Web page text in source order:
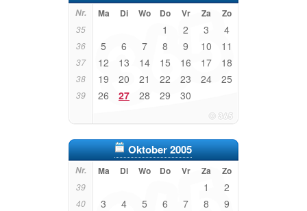
Nr. Ma Di Wo Do Vr Za Zo
35 1 2 3 4
36 5 6 7 8 9 10 11
37 12 13 14 15 16 17 18
38 19 20 21 22 23 24 25
39 26 27 28 29 30
Oktober 2005
Nr. Ma Di Wo Do Vr Za Zo
39 1 2
40 3 4 5 6 7 8 9